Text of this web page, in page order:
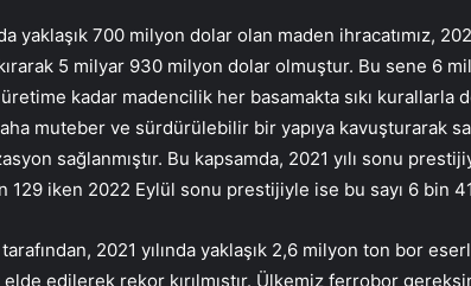
yaklaşık 700 milyon dolar olan maden ihracatımız,
5 milyar 930 milyon dolar olmuştur. Bu sene 6
kadar madencilik her basamakta sıkı
muteber ve sürdürülebilir bir yapıya kavuşturarak
sağlanmıştır. Bu kapsamda, 2021 yılı sonu
129 iken 2022 Eylül sonu prestijiyle ise bu sayı 6 bin
2021 yılında yaklaşık 2,6 milyon ton bor
edilerek rekor kırılmıştır. Ülkemiz ferrobor